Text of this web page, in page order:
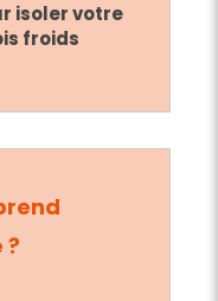
isoler votre
froids